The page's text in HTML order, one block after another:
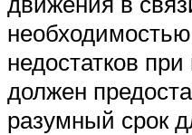
недостатков
должен
разумный срок